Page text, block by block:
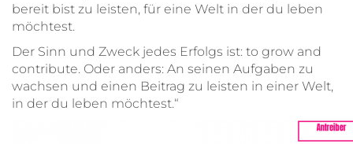
bereit bist zu leisten, für eine Welt in der du leben
möchtest.
Der Sinn und Zweck jedes Erfolgs ist: to grow and
contribute. Oder anders: An seinen Aufgaben zu
wachsen und einen Beitrag zu leisten in einer Welt,
in der du leben möchtest.“